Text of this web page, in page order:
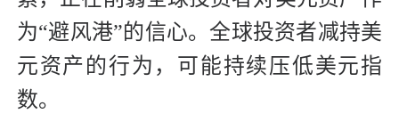
为“避风港”的信心。全球投资者减持美
元资产的行为，可能持续压低美元指
数。